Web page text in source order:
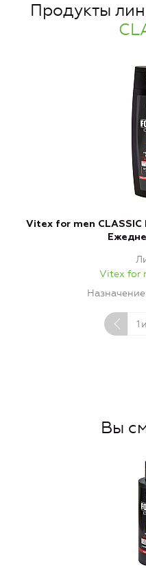
Продукты
Vitex for men
Vitex for
Назначение
1
Вы